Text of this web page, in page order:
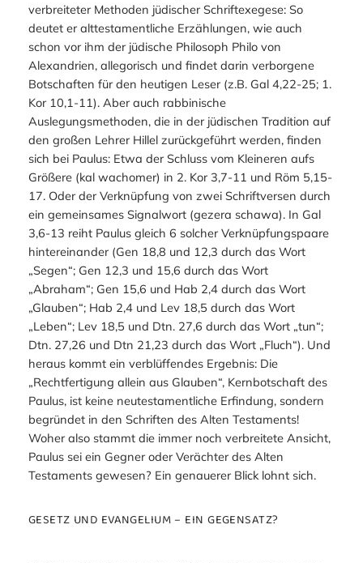
verbreiteter Methoden jüdischer Schriftexegese: So
deutet er alttestamentliche Erzählungen, wie auch
schon vor ihm der jüdische Philosoph Philo von
Alexandrien, allegorisch und findet darin verborgene
Botschaften für den heutigen Leser (z.B. Gal 4,22-25; 1.
Kor 10,1-11). Aber auch rabbinische
Auslegungsmethoden, die in der jüdischen Tradition auf
den großen Lehrer Hillel zurückgeführt werden, finden
sich bei Paulus: Etwa der Schluss vom Kleineren aufs
Größere (kal wachomer) in 2. Kor 3,7-11 und Röm 5,15-
17. Oder der Verknüpfung von zwei Schriftversen durch
ein gemeinsames Signalwort (gezera schawa). In Gal
3,6-13 reiht Paulus gleich 6 solcher Verknüpfungspaare
hintereinander (Gen 18,8 und 12,3 durch das Wort
„Segen“; Gen 12,3 und 15,6 durch das Wort
„Abraham“; Gen 15,6 und Hab 2,4 durch das Wort
„Glauben“; Hab 2,4 und Lev 18,5 durch das Wort
„Leben“; Lev 18,5 und Dtn. 27,6 durch das Wort „tun“;
Dtn. 27,26 und Dtn 21,23 durch das Wort „Fluch“). Und
heraus kommt ein verblüffendes Ergebnis: Die
„Rechtfertigung allein aus Glauben“, Kernbotschaft des
Paulus, ist keine neutestamentliche Erfindung, sondern
begründet in den Schriften des Alten Testaments!
Woher also stammt die immer noch verbreitete Ansicht,
Paulus sei ein Gegner oder Verächter des Alten
Testaments gewesen? Ein genauerer Blick lohnt sich.
GESETZ UND EVANGELIUM – EIN GEGENSATZ?